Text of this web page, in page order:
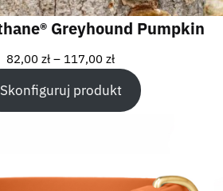
Greyhound Pumpkin
82,00 zł – 117,00 zł
Skonfiguruj produkt